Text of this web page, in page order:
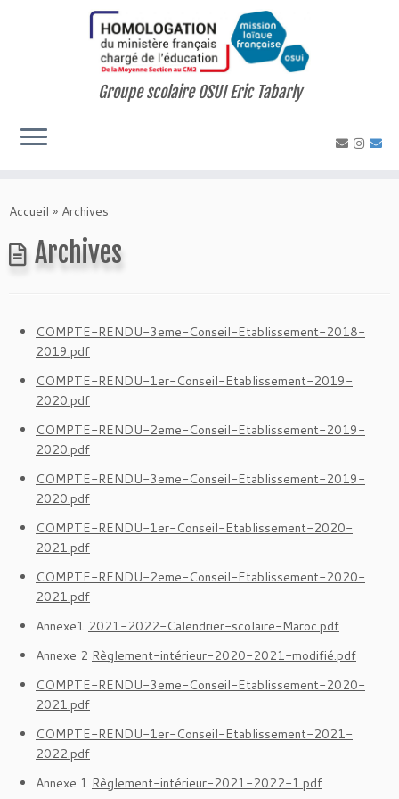
Groupe scolaire OSUI Eric Tabarly
Accueil » Archives
Archives
COMPTE-RENDU-3eme-Conseil-Etablissement-2018-
2019.pdf
COMPTE-RENDU-1er-Conseil-Etablissement-2019-
2020.pdf
COMPTE-RENDU-2eme-Conseil-Etablissement-2019-
2020.pdf
COMPTE-RENDU-3eme-Conseil-Etablissement-2019-
2020.pdf
COMPTE-RENDU-1er-Conseil-Etablissement-2020-
2021.pdf
COMPTE-RENDU-2eme-Conseil-Etablissement-2020-
2021.pdf
Annexe1 2021-2022-Calendrier-scolaire-Maroc.pdf
Annexe 2 Règlement-intérieur-2020-2021-modifié.pdf
COMPTE-RENDU-3eme-Conseil-Etablissement-2020-
2021.pdf
COMPTE-RENDU-1er-Conseil-Etablissement-2021-
2022.pdf
Annexe 1 Règlement-intérieur-2021-2022-1.pdf